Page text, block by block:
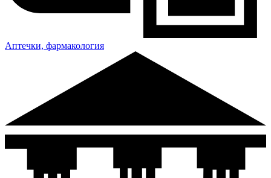
Аптечки, фармакология